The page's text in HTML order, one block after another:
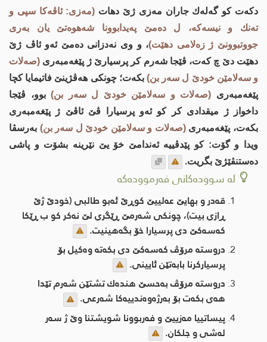
دكه‌ت كو گه‌له‌ك جاران مه‌زی ژێ دهات (مه‌زی: ئاڤه‌كا سپی و
ته‌نك و نیسه‌كه‌،‌ ل ده‌مێ په‌یدابوونا شه‌هوه‌تێ یان به‌ری
جووتبوونێ ژ زه‌لامی دهێت)، و وی نه‌دزانی ده‌مێ ئه‌و ئاڤ ژێ
دهێت دێ چ كه‌ت، ڤێجا شه‌رم كر پرسیارێ ژ پێغه‌مبه‌ری (صه‌لات
و سه‌لامێن خودێ ل سه‌ر بن) بكه‌ت؛ چونكی هه‌ڤژینێ فاتیمایا كچا
پێغه‌مبه‌ری (صه‌لات و سه‌لامێن خودێ ل سه‌ر بن)بوو، ڤێجا
داخواز ژ میقدادی كر كو ئه‌و پرسیارا ڤێ ئاڤێ ژ پێغه‌مبه‌ری
بكه‌ت، پێغه‌مبه‌ری(صه‌لات و سه‌لامێن خودێ ل سه‌ر بن) به‌رسڤا
ویدا و گۆت: كو پێدڤییه‌ ئه‌ندامێ خۆ یێ نێرینه‌ بشۆت و پاشی
ده‌ستنڤێژێ بگریت.
لە سوودەکانی فەرموودەکە
قه‌در و بهایێ عه‌لییێ كوڕێ ئه‌بو طالبی (خودێ ژێ
ڕازی بیت)، چونكی شه‌رمێ ڕێگری لێ نه‌كر كو ب ڕێكا
كه‌سه‌كێ دی پرسیارا خۆ بگه‌هینیت.
دروسته‌ مرۆڤ كه‌سه‌كێ دی بكه‌ته‌ وه‌كیل بۆ
پرسیاركرنا بابه‌تێن ئایینی.
دروسته‌ مرۆڤ به‌حسێ هنده‌ك تشتێن شه‌رم تێدا
هه‌ی بكه‌ت بۆ به‌رژه‌وه‌ندییه‌كا شه‌رعی.
پیساتییا مه‌زییێ و فه‌ربوونا شویشتنا وێ ژ سه‌ر
له‌شی و جلكان.